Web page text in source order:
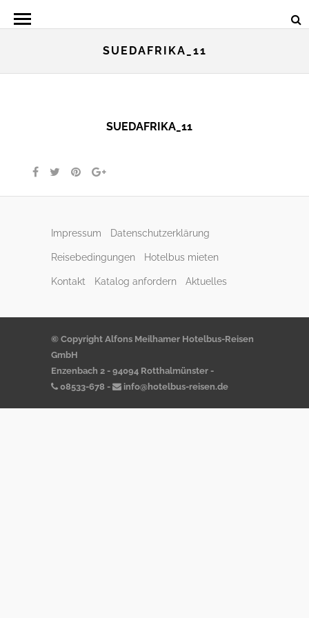
SUEDAFRIKA_11
SUEDAFRIKA_11
Impressum Datenschutzerklärung
Reisebedingungen Hotelbus mieten
Kontakt Katalog anfordern Aktuelles
© Copyright Alfons Meilhamer Hotelbus-Reisen
GmbH
Enzenbach 2 - 94094 Rotthalmünster -
08533-678 - info@hotelbus-reisen.de